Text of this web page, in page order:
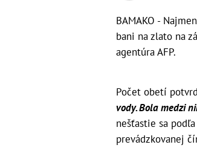
BAMAKO -
bani na zlato na
agentúra AFP.
Počet obetí
vody. Bola medzi
nešťastie sa
prevádzkovanej